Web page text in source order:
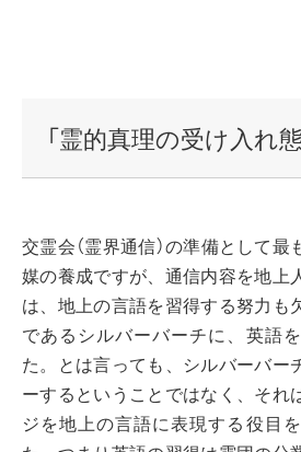
「霊的真理の受け入れ
交霊会（霊界通信）の準備として
媒の養成ですが、通信内容を地上
は、地上の言語を習得する努力も
であるシルバーバーチに、英語
た。とは言っても、シルバーバー
ーするということではなく、それ
ジを地上の言語に表現する役目